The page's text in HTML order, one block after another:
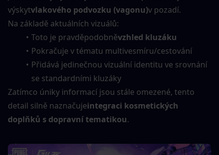
výskytvlakového podvozku (vagonu)v pozadí.
Na základě aktuálních vizuálů:
Toto je pravděpodobněvzhled kluzáku
Pokračuje v tématu multivesmíru/cestování
Přidává jedinečnou vizuální identitu ve srovnání
se standardními kluzáky
Zatímco úniky informací jsou stále omezené, tento
detail silně naznačujeintegraci kosmetických
doplňků s dopravní tematikou.